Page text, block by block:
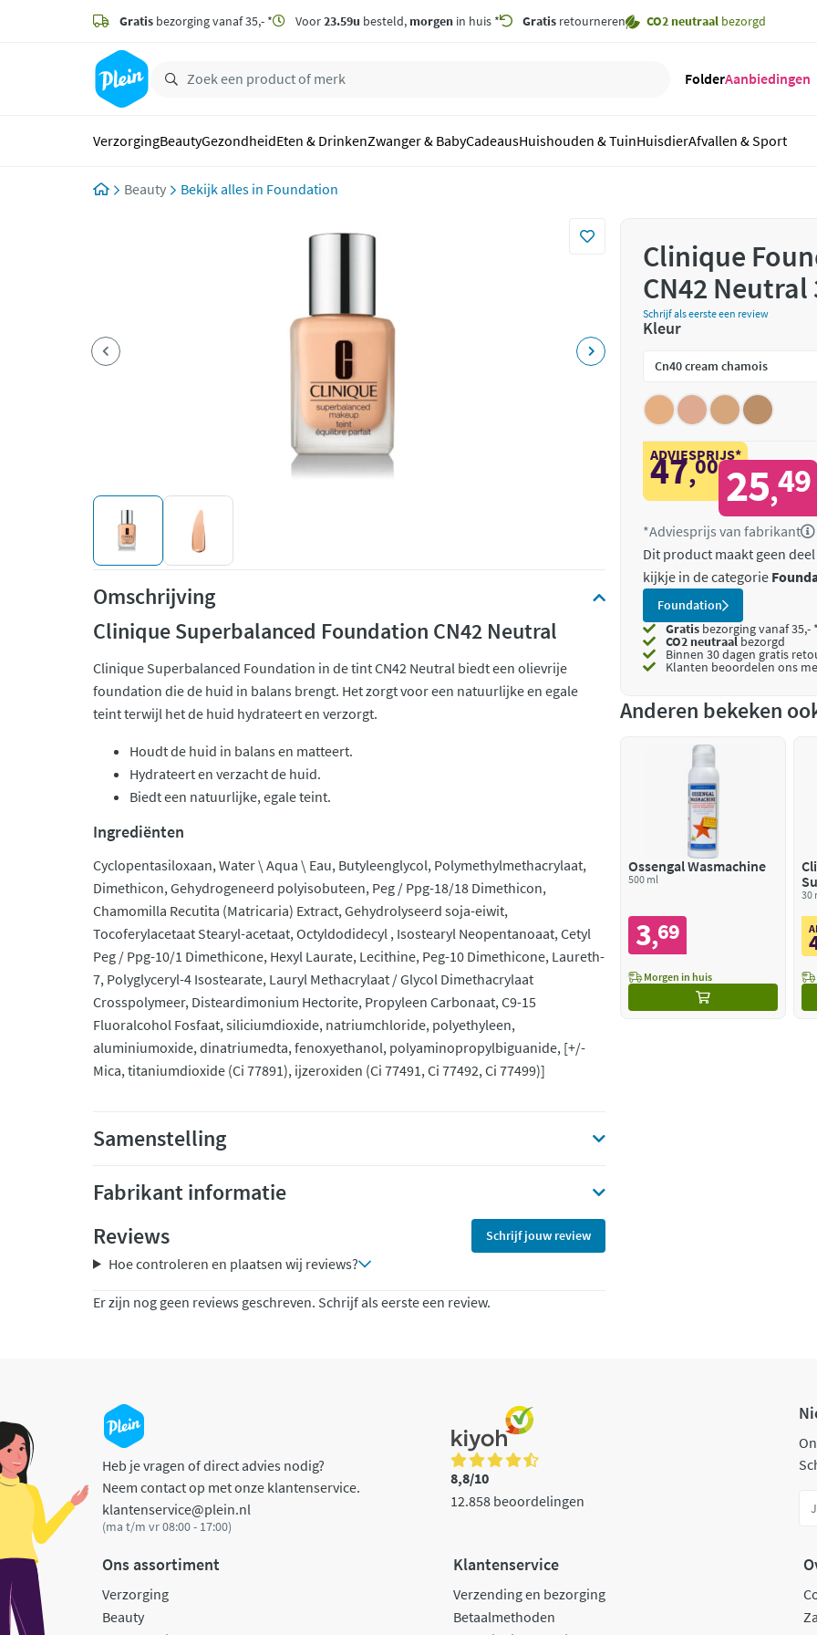
zoeken
hoofdinhoud
Gratis bezorging vanaf 35,- * Voor23.59u besteld, morgen in huis * Gratis retourneren CO2 neutraal bezorgd
FolderAanbiedingen
VerzorgingBeautyGezondheidEten & DrinkenZwanger & BabyCadeausHuishouden & TuinHuisdierAfvallen & Sport
Beauty Foundation
Omschrijving
Clinique Superbalanced Foundation CN42 Neutral
Clinique Superbalanced Foundation in de tint CN42 Neutral biedt een olievrije
foundation die de huid in balans brengt. Het zorgt voor een natuurlijke en egale
teint terwijl het de huid hydrateert en verzorgt.
Houdt de huid in balans en matteert.
Hydrateert en verzacht de huid.
Biedt een natuurlijke, egale teint.
Ingrediënten
Cyclopentasiloxaan, Water \ Aqua \ Eau, Butyleenglycol, Polymethylmethacrylaat,
Dimethicon, Gehydrogeneerd polyisobuteen, Peg / Ppg-18/18 Dimethicon,
Chamomilla Recutita (Matricaria) Extract, Gehydrolyseerd soja-eiwit,
Tocoferylacetaat Stearyl-acetaat, Octyldodidecyl , Isostearyl Neopentanoaat, Cetyl
Peg / Ppg-10/1 Dimethicone, Hexyl Laurate, Lecithine, Peg-10 Dimethicone, Laureth-
7, Polyglyceryl-4 Isostearate, Lauryl Methacrylaat / Glycol Dimethacrylaat
Crosspolymeer, Disteardimonium Hectorite, Propyleen Carbonaat, C9-15
Fluoralcohol Fosfaat, siliciumdioxide, natriumchloride, polyethyleen,
aluminiumoxide, dinatriumedta, fenoxyethanol, polyaminopropylbiguanide, [+/-
Mica, titaniumdioxide (Ci 77891), ijzeroxiden (Ci 77491, Ci 77492, Ci 77499)]
Samenstelling
Fabrikant informatie
Reviews
Schrijf jouw review
Hoe controleren en plaatsen wij reviews?
Er zijn nog geen reviews geschreven. Schrijf als eerste een review.
Clinique
CN42 Neutral
Schrijf als eerste een review
Kleur
ADVIESPRIJS*
47,00 25,49
*Adviesprijs van fabrikant
Dit product maakt geen
kijkje in de categorie
Foundation
Gratis bezorging vanaf 35,- *
CO2 neutraalbezorgd
Binnen 30 dagen gratis
Klanten beoordelen ons
Anderen bekeken
Ossengal Wasmachine
500 ml
3,69
Morgen in huis
30
Heb je vragen of direct advies nodig?
Neem contact op met onze klantenservice.
klantenservice@plein.nl
(ma t/m vr 08:00 - 17:00)
8,8/10
12.858 beoordelingen
Ons assortiment
Verzorging
Beauty
Klantenservice
Verzending en bezorging
Betaalmethoden